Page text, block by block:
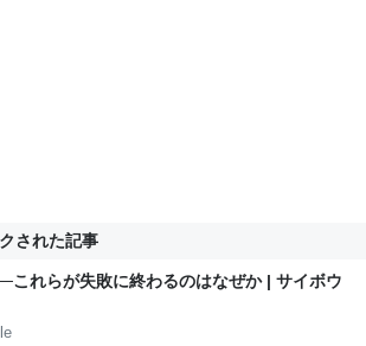
された記事
これらが失敗に終わるのはなぜか | サイボウ